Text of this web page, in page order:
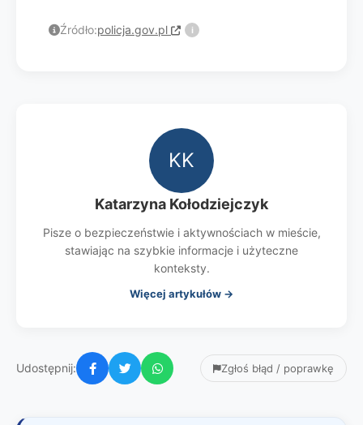
Źródło:policja.gov.pl i
KK
Katarzyna Kołodziejczyk
Pisze o bezpieczeństwie i aktywnościach w mieście,
stawiając na szybkie informacje i użyteczne
konteksty.
Więcej artykułów →
Udostępnij: Zgłoś błąd / poprawkę